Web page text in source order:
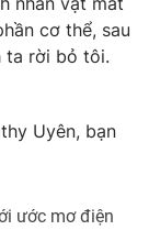
cơ thể, sau
ta rời bỏ tôi.
Uyên, bạn
ước mơ điện